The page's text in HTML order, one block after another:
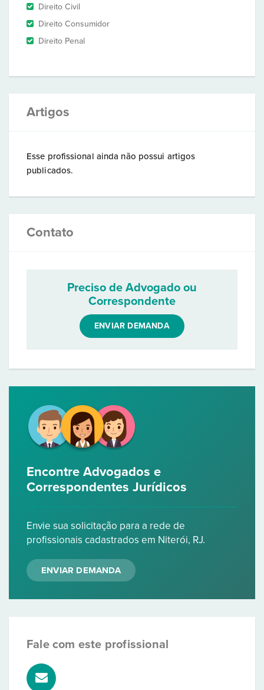
Direito Civil
Direito Consumidor
Direito Penal
Artigos
Esse profissional ainda não possui artigos
publicados.
Contato
Preciso de Advogado ou
Correspondente
ENVIAR DEMANDA
Encontre Advogados e
Correspondentes Jurídicos
Envie sua solicitação para a rede de
profissionais cadastrados em Niterói, RJ.
ENVIAR DEMANDA
Fale com este profissional